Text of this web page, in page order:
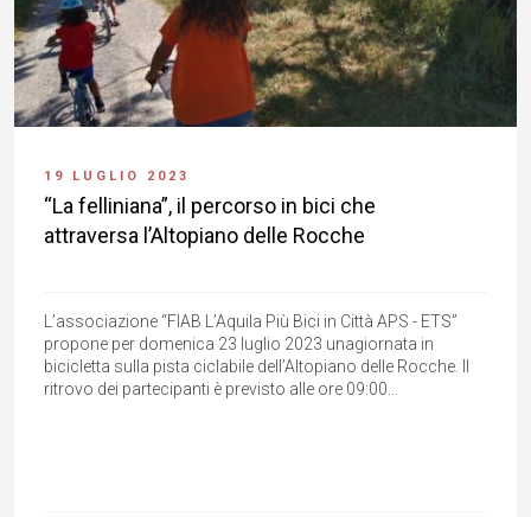
19 LUGLIO 2023
“La felliniana”, il percorso in bici che
attraversa l’Altopiano delle Rocche
L’associazione “FIAB L’Aquila Più Bici in Città APS - ETS”
propone per domenica 23 luglio 2023 unagiornata in
bicicletta sulla pista ciclabile dell’Altopiano delle Rocche. Il
ritrovo dei partecipanti è previsto alle ore 09:00...